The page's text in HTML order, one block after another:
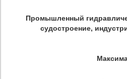
Промышленный
судостроение,